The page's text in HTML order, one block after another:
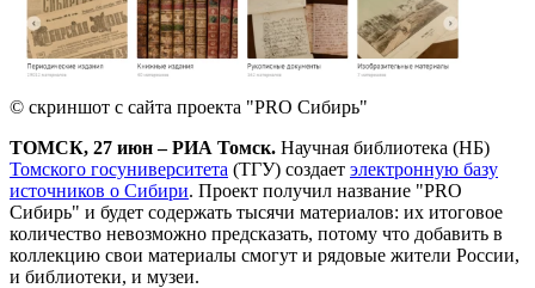
© скриншот с сайта проекта "PRO Сибирь"
ТОМСК, 27 июн – РИА Томск. Научная библиотека (НБ)
Томского госуниверситета (ТГУ) создает электронную базу
источников о Сибири. Проект получил название "PRO
Сибирь" и будет содержать тысячи материалов: их итоговое
количество невозможно предсказать, потому что добавить в
коллекцию свои материалы смогут и рядовые жители России,
и библиотеки, и музеи.